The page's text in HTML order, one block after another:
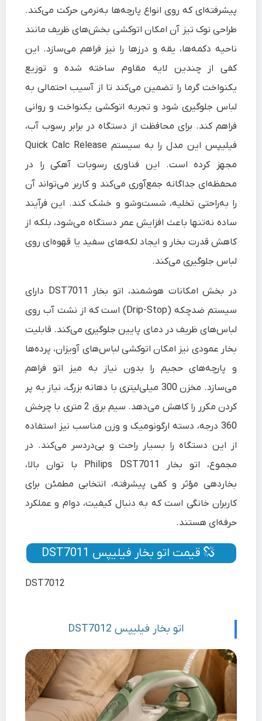
پیشرفته‌ای که روی انواع پارچه‌ها به‌نرمی حرکت می‌کند.
طراحی نوک تیز آن امکان اتوکشی بخش‌های ظریف مانند
ناحیه دکمه‌ها، یقه و درزها را نیز فراهم می‌سازد. این
کفی از چندین لایه مقاوم ساخته شده و توزیع
یکنواخت گرما را تضمین می‌کند تا از آسیب احتمالی به
لباس جلوگیری شود و تجربه اتوکشی یکنواخت و روانی
فراهم کند. برای محافظت از دستگاه در برابر رسوب آب،
فیلیپس این مدل را به سیستم Quick Calc Release
مجهز کرده است. این فناوری رسوبات آهکی را در
محفظه‌ای جداگانه جمع‌آوری می‌کند و کاربر می‌تواند آن
را به‌راحتی تخلیه، شست‌وشو و خشک کند. این فرآیند
ساده نه‌تنها باعث افزایش عمر دستگاه می‌شود، بلکه از
کاهش قدرت بخار و ایجاد لکه‌های سفید یا قهوه‌ای روی
لباس جلوگیری می‌کند.
در بخش امکانات هوشمند، اتو بخار DST7011 دارای
سیستم ضدچکه (Drip-Stop) است که از نشت آب روی
لباس‌های ظریف در دمای پایین جلوگیری می‌کند. قابلیت
بخار عمودی نیز امکان اتوکشی لباس‌های آویزان، پرده‌ها
و پارچه‌های حجیم را بدون نیاز به میز اتو فراهم
می‌سازد. مخزن 300 میلی‌لیتری با دهانه بزرگ، نیاز به پر
کردن مکرر را کاهش می‌دهد. سیم برق 2 متری با چرخش
360 درجه، دسته ارگونومیک و وزن مناسب نیز استفاده
از این دستگاه را بسیار راحت و بی‌دردسر می‌کند. در
مجموع، اتو بخار Philips DST7011 با توان بالا،
بخاردهی مؤثر و کفی پیشرفته، انتخابی مطمئن برای
کاربران خانگی است که به دنبال کیفیت، دوام و عملکرد
حرفه‌ای هستند.
قیمت اتو بخار فیلیپس DST7011
DST7012
اتو بخار فیلیپس DST7012